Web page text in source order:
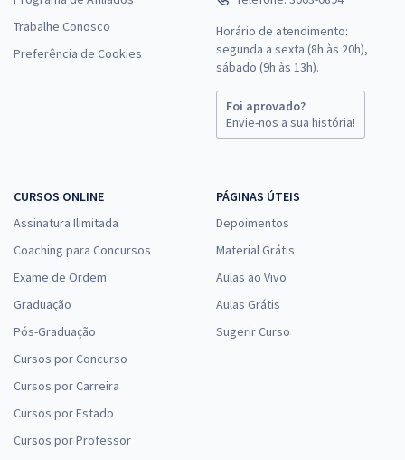
Trabalhe Conosco
Preferência de Cookies
Horário de atendimento:
segunda a sexta (8h às 20h),
sábado (9h às 13h).
Foi aprovado?
Envie-nos a sua história!
CURSOS ONLINE
Assinatura Ilimitada
Coaching para Concursos
Exame de Ordem
Graduação
Pós-Graduação
Cursos por Concurso
Cursos por Carreira
Cursos por Estado
Cursos por Professor
PÁGINAS ÚTEIS
Depoimentos
Material Grátis
Aulas ao Vivo
Aulas Grátis
Sugerir Curso